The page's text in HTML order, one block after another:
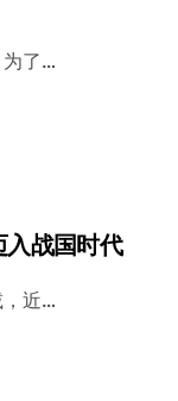
为了…
入战国时代
，近…